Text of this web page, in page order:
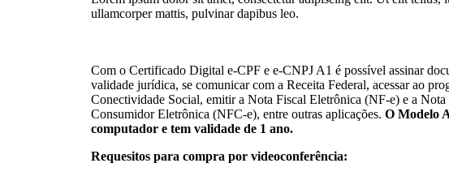
ullamcorper mattis, pulvinar dapibus leo.
Com o Certificado Digital e-CPF e e-CNPJ A1 é possível assinar
validade jurídica, se comunicar com a Receita Federal, acessar ao
Conectividade Social, emitir a Nota Fiscal Eletrônica (NF-e) e a Nota
Consumidor Eletrônica (NFC-e), entre outras aplicações. O Modelo
computador e tem validade de 1 ano.
Requesitos para compra por videoconferência: